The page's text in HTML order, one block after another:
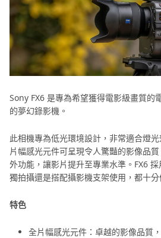
Sony FX6 是專為希望獲得電影級畫質的
的夢幻錄影機。
此相機專為低光環境設計，非常適合燈
片幅感光元件可呈現令人驚豔的影像品
外功能，讓影片提升至專業水準。FX6
獨拍攝還是搭配攝影機支架使用，都十
特色
全片幅感光元件：卓越的影像品質